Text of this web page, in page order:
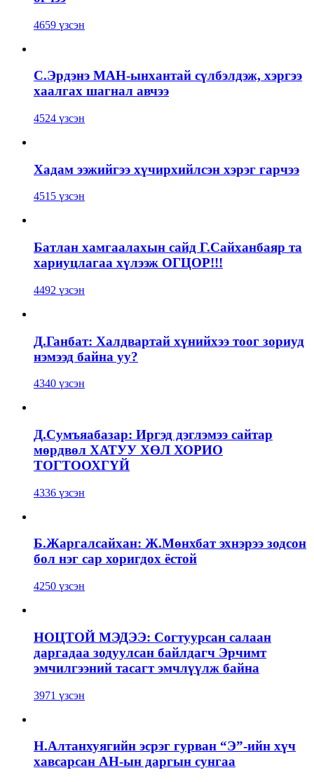
4659 үзсэн
С.Эрдэнэ МАН-ынхантай сүлбэлдэж, хэргээ
хаалгах шагнал авчээ
4524 үзсэн
Хадам ээжийгээ хүчирхийлсэн хэрэг гарчээ
4515 үзсэн
Батлан хамгаалахын сайд Г.Сайханбаяр та
хариуцлагаа хүлээж ОГЦОР!!!
4492 үзсэн
Д.Ганбат: Халдвартай хүнийхээ тоог зориуд
нэмээд байна уу?
4340 үзсэн
Д.Сумъяабазар: Иргэд дэглэмээ сайтар
мөрдвөл ХАТУУ ХӨЛ ХОРИО
ТОГТООХГҮЙ
4336 үзсэн
Б.Жаргалсайхан: Ж.Мөнхбат эхнэрээ зодсон
бол нэг сар хоригдох ёстой
4250 үзсэн
НОЦТОЙ МЭДЭЭ: Согтуурсан салаан
даргадаа зодуулсан байлдагч Эрчимт
эмчилгээний тасагт эмчлүүлж байна
3971 үзсэн
Н.Алтанхуягийн эсрэг гурван “Э”-ийн хүч
хавсарсан АН-ын даргын сунгаа